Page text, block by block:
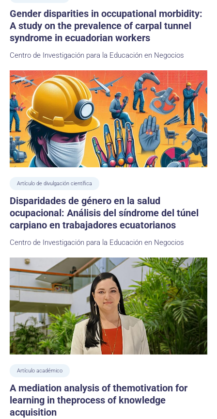
Gender disparities in occupational morbidity:
A study on the prevalence of carpal tunnel
syndrome in ecuadorian workers
Centro de Investigación para la Educación en Negocios
Artículo de divulgación científica
Disparidades de género en la salud
ocupacional: Análisis del síndrome del túnel
carpiano en trabajadores ecuatorianos
Centro de Investigación para la Educación en Negocios
Artículo académico
A mediation analysis of themotivation for
learning in theprocess of knowledge
acquisition